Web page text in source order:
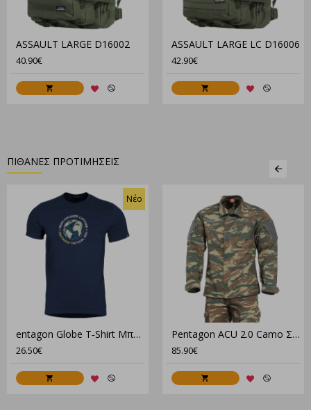
ASSAULT LARGE D16002
40.90€
ASSAULT LARGE LC D16006
42.90€
ΠΙΘΑΝΕΣ ΠΡΟΤΙΜΗΣΕΙΣ
Νέο
entagon Globe T‑Shirt Μπλουζάκι K09055 – 100% Βαμβάκι, 190Gsm, Comfort Fit
26.50€
Pentagon ACU 2.0 Camo Στολή Παραλλαγής Set – Μπλούζα & Παντελόνι για Tactical Χρήση
85.90€